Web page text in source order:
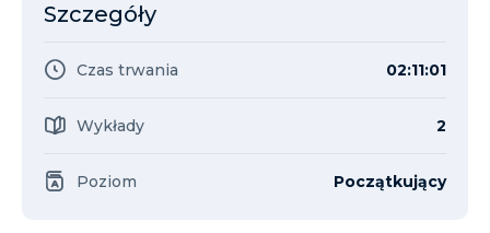
Szczegóły
Czas trwania 02:11:01
Wykłady 2
Poziom Początkujący